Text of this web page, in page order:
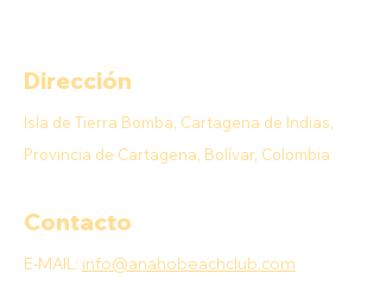
Dirección
Isla de Tierra Bomba, Cartagena de Indias,
Provincia de Cartagena, Bolívar, Colombia
Contacto
E-MAIL: info@anahobeachclub.com